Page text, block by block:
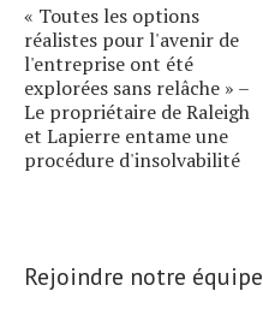
« Toutes les options
réalistes pour l'avenir de
l'entreprise ont été
explorées sans relâche » –
Le propriétaire de Raleigh
et Lapierre entame une
procédure d'insolvabilité
Rejoindre notre équipe